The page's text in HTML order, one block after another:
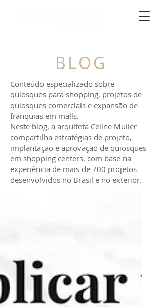
BLOG
Conteúdo especializado sobre
quiosques para shopping, projetos de
quiosques comerciais e expansão de
franquias em malls.
Neste blog, a arquiteta Celine Muller
compartilha estratégias de projeto,
implantação e aprovação de quiosques
em shopping centers, com base na
experiência de mais de 700 projetos
desenvolvidos no Brasil e no exterior.